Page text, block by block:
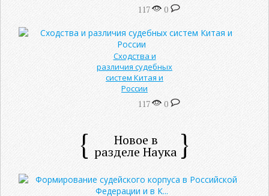
117 0
Сходства и
различия судебных
систем Китая и
России
117 0
Новое в
разделе Наука